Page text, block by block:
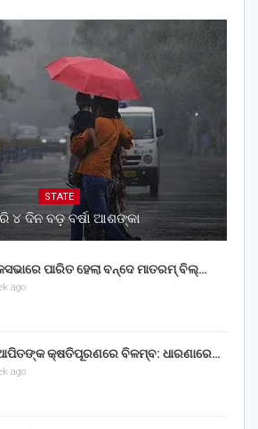
STATE
୪ ଦିନ ବଡ଼ ବର୍ଷା ଆଶଙ୍କା
ପାରିତ ହେଲା ବନ୍ଦେ ମାତରମ୍‌ ବିଲ୍‌…
ago
କ୍ଷତିପୂରଣରେ ବିଳମ୍ବ: ଧାରଣାରେ…
ago